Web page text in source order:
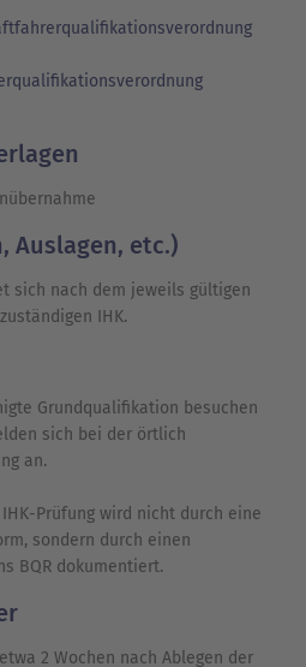
Auslagen, etc.)
sich nach dem jeweils gültigen
IHK.
Grundqualifikation besuchen
sich bei der örtlich
an.
Prüfung wird nicht durch eine
sondern durch einen
BQR dokumentiert.
2 Wochen nach Ablegen der